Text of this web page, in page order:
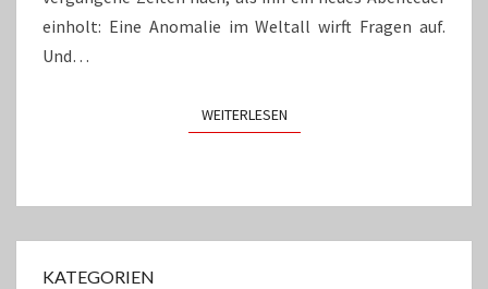
einholt: Eine Anomalie im Weltall wirft Fragen auf.
Und…
WEITERLESENWEITERLESEN
KATEGORIEN